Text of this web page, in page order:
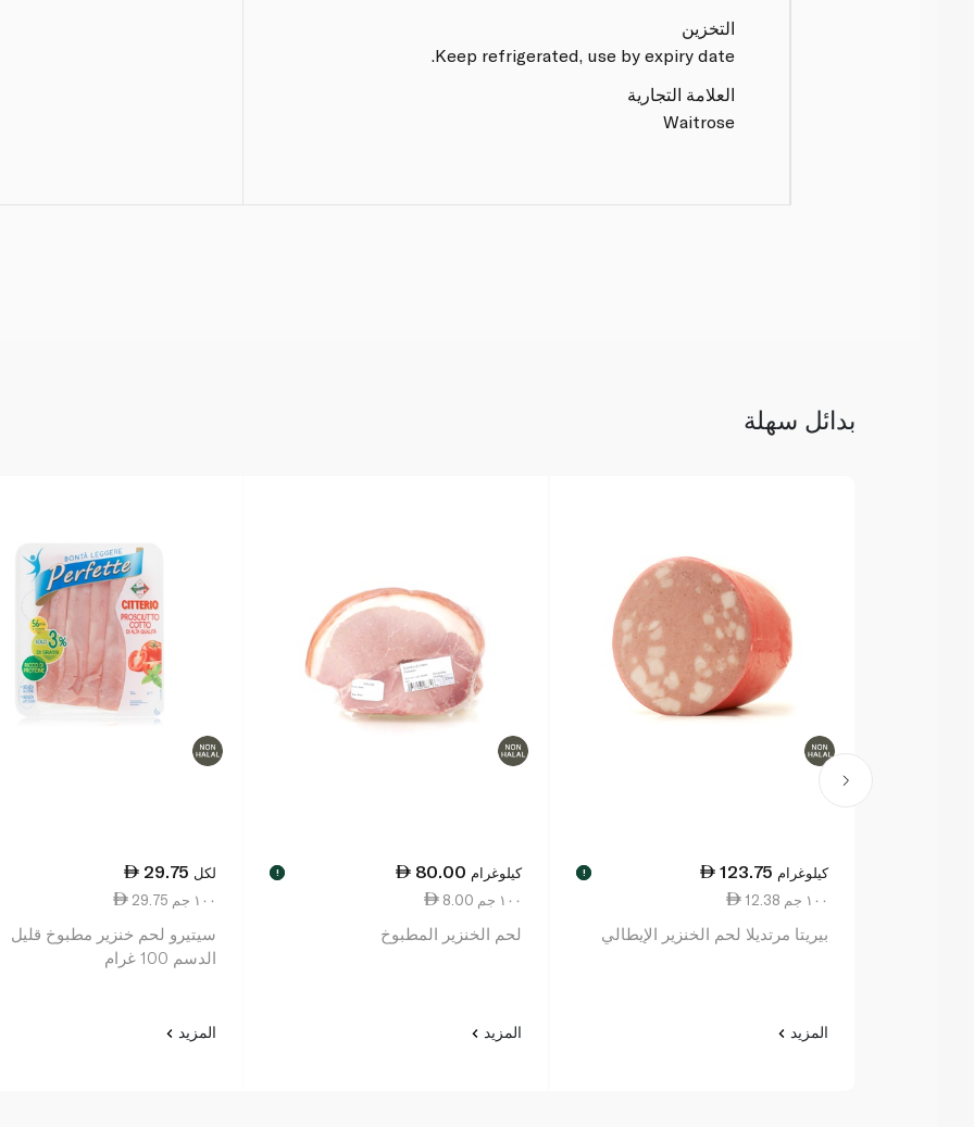
التخزين
Keep refrigerated, use by expiry date.
العلامة التجارية
Waitrose
بدائل سهلة
123.75 كيلوغرام !
12.38 ١٠٠ جم
بيريتا مرتديلا لحم الخنزير الإيطالي
المزيد
80.00 كيلوغرام !
8.00 ١٠٠ جم
لحم الخنزير المطبوخ
المزيد
29.75 لكل
29.75 ١٠٠ جم
سيتيرو لحم خنزير مطبوخ قليل
الدسم 100 غرام
المزيد